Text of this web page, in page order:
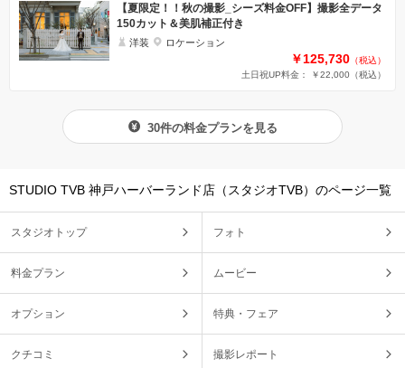
【夏限定！！秋の撮影_シーズ料金OFF】撮影全データ
150カット＆美肌補正付き
洋装 ロケーション
￥125,730 （税込）
土日祝UP料金： ￥22,000 （税込）
30件の料金プランを見る
STUDIO TVB 神戸ハーバーランド店（スタジオTVB）のページ一覧
スタジオトップ フォト
料金プラン ムービー
オプション 特典・フェア
クチコミ 撮影レポート